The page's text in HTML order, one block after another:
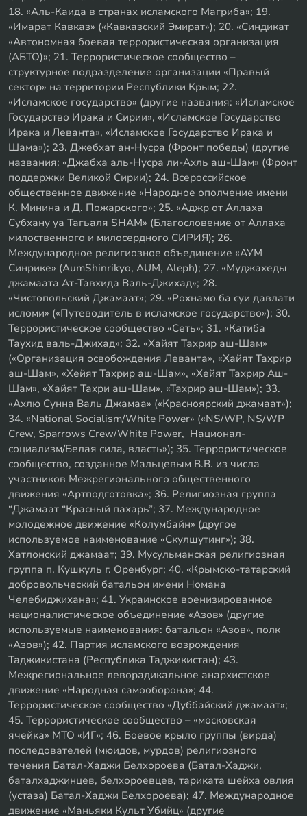
18. «Аль-Каида в странах исламского Магриба»; 19.
«Имарат Кавказ» («Кавказский Эмират»); 20. «Синдикат
«Автономная боевая террористическая организация
(АБТО)»; 21. Террористическое сообщество –
структурное подразделение организации «Правый
сектор» на территории Республики Крым; 22.
«Исламское государство» (другие названия: «Исламское
Государство Ирака и Сирии», «Исламское Государство
Ирака и Леванта», «Исламское Государство Ирака и
Шама»); 23. Джебхат ан-Нусра (Фронт победы) (другие
названия: «Джабха аль-Нусра ли-Ахль аш-Шам» (Фронт
поддержки Великой Сирии); 24. Всероссийское
общественное движение «Народное ополчение имени
К. Минина и Д. Пожарского»; 25. «Аджр от Аллаха
Субхану уа Тагьаля SHAM» (Благословение от Аллаха
милоственного и милосердного СИРИЯ); 26.
Международное религиозное объединение «АУМ
Синрике» (AumShinrikyo, AUM, Aleph); 27. «Муджахеды
джамаата Ат-Тавхида Валь-Джихад»; 28.
«Чистопольский Джамаат»; 29. «Рохнамо ба суи давлати
исломи» («Путеводитель в исламское государство»); 30.
Террористическое сообщество «Сеть»; 31. «Катиба
Таухид валь-Джихад»; 32. «Хайят Тахрир аш-Шам»
(«Организация освобождения Леванта», «Хайят Тахрир
аш-Шам», «Хейят Тахрир аш-Шам», «Хейят Тахрир Аш-
Шам», «Хайят Тахри аш-Шам», «Тахрир аш-Шам»); 33.
«Ахлю Сунна Валь Джамаа» («Красноярский джамаат»);
34. «National Socialism/White Power» («NS/WP, NS/WP
Crew, Sparrows Crew/White Power, Национал-
социализм/Белая сила, власть»); 35. Террористическое
сообщество, созданное Мальцевым В.В. из числа
участников Межрегионального общественного
движения «Артподготовка»; 36. Религиозная группа
“Джамаат “Красный пахарь”; 37. Международное
молодежное движение «Колумбайн» (другое
используемое наименование «Скулшутинг»); 38.
Хатлонский джамаат; 39. Мусульманская религиозная
группа п. Кушкуль г. Оренбург; 40. «Крымско-татарский
добровольческий батальон имени Номана
Челебиджихана»; 41. Украинское военизированное
националистическое объединение «Азов» (другие
используемые наименования: батальон «Азов», полк
«Азов»); 42. Партия исламского возрождения
Таджикистана (Республика Таджикистан); 43.
Межрегиональное леворадикальное анархистское
движение «Народная самооборона»; 44.
Террористическое сообщество «Дуббайский джамаат»;
45. Террористическое сообщество – «московская
ячейка» МТО «ИГ»; 46. Боевое крыло группы (вирда)
последователей (мюидов, мурдов) религиозного
течения Батал-Хаджи Белхороева (Батал-Хаджи,
баталхаджинцев, белхороевцев, тариката шейха овлия
(устаза) Батал-Хаджи Белхороева); 47. Международное
движение «Маньяки Культ Убийц» (другие